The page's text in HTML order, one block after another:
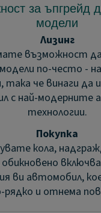
за ъпгрейд
модели
Лизинг
възможност
по-често -
така че винаги да
с най-модерните
технологии.
Покупка
кола,
ви автомобил,
рядко и отнема